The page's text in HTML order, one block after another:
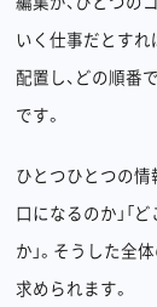
いく仕事だとすれ
配置し、どの順番
です。
ひとつひとつの情
口になるのか」「
か」。そうした全
求められます。